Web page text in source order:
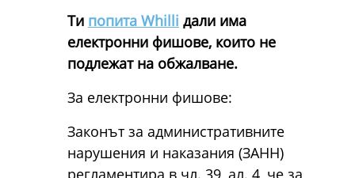
Ти попита Whilli дали има
електронни фишове, които не
подлежат на обжалване.
За електронни фишове:
Законът за административните
нарушения и наказания (ЗАНН)
регламентира в чл. 39, ал. 4, че за